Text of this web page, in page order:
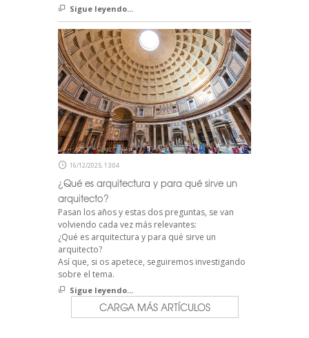
Sigue leyendo...
16/12/2025, 13:04
¿Qué es arquitectura y para qué sirve un
arquitecto?
Pasan los años y estas dos preguntas, se van
volviendo cada vez más relevantes:
¿Qué es arquitectura y para qué sirve un
arquitecto?
Así que, si os apetece, seguiremos investigando
sobre el tema.
Sigue leyendo...
CARGA MÁS ARTÍCULOS